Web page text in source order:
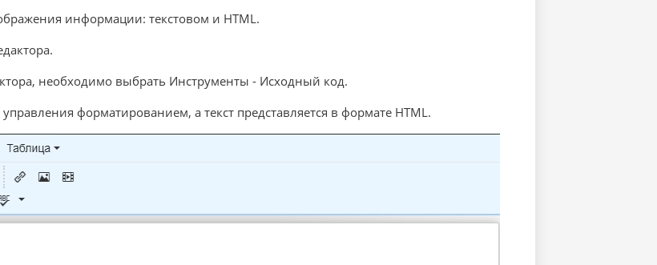
информации: текстовом и HTML.
необходимо выбрать Инструменты - Исходный код.
форматированием, а текст представляется в формате HTML.